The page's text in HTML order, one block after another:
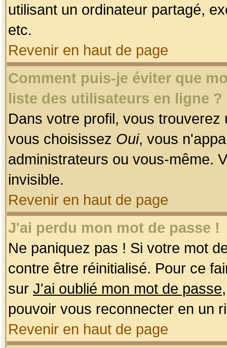
utilisant un ordinateur partagé,
etc.
Revenir en haut de page
Comment puis-je éviter que
liste des utilisateurs en ligne ?
Dans votre profil, vous
vous choisissez Oui, vous
administrateurs ou vous-même.
invisible.
Revenir en haut de page
J'ai perdu mon mot de passe !
Ne paniquez pas ! Si votre mot
contre être réinitialisé. Pour ce
sur J'ai oublié mon mot de passe
pouvoir vous reconnecter en un
Revenir en haut de page